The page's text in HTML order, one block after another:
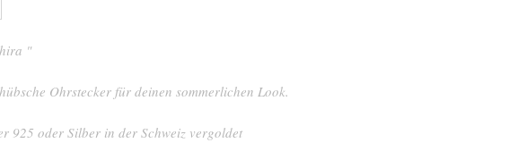
"
Ohrstecker für deinen sommerlichen Look.
925 oder Silber in der Schweiz vergoldet